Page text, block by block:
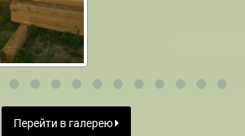
Перейти в галерею